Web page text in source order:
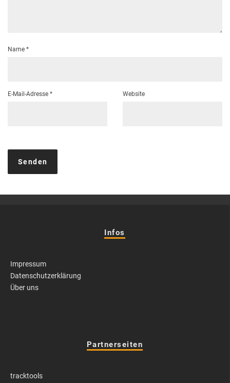
Name *
E-Mail-Adresse * Website
Infos
Impressum
Datenschutzerklärung
Über uns
Partnerseiten
tracktools